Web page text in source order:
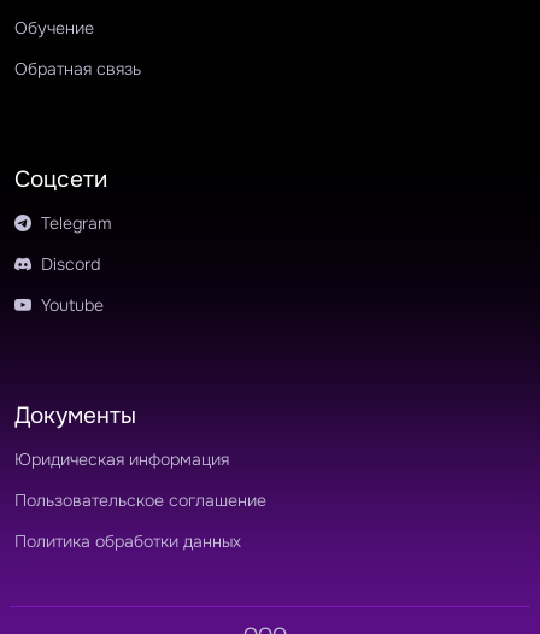
Обучение
Обратная связь
Соцсети
Telegram
Discord
Youtube
Документы
Юридическая информация
Пользовательское соглашение
Политика обработки данных